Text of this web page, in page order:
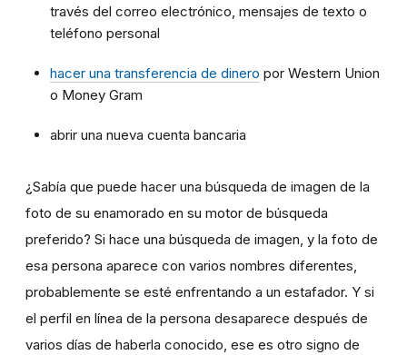
través del correo electrónico, mensajes de texto o
teléfono personal
hacer una transferencia de dinero por Western Union
o Money Gram
abrir una nueva cuenta bancaria
¿Sabía que puede hacer una búsqueda de imagen de la
foto de su enamorado en su motor de búsqueda
preferido? Si hace una búsqueda de imagen, y la foto de
esa persona aparece con varios nombres diferentes,
probablemente se esté enfrentando a un estafador. Y si
el perfil en línea de la persona desaparece después de
varios días de haberla conocido, ese es otro signo de